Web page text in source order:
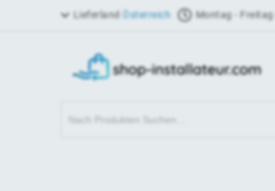
Lieferland Österreich Montag -